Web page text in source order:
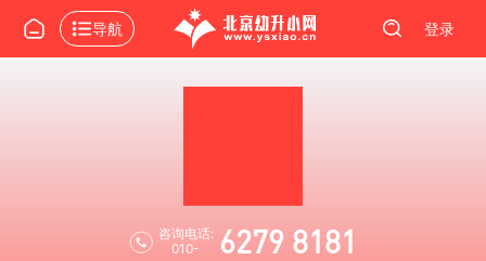
导航 登录
咨询电话:
010-
6279 8181